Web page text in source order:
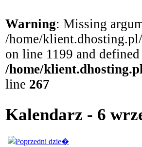
Warning: Missing
/home/
on line 1199 and
/home/
line 267
Kalendarz - 6